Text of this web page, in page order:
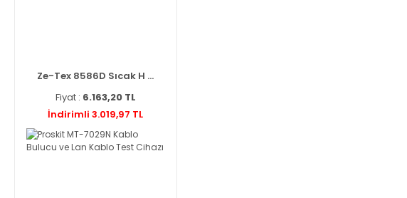
Ze-Tex 8586D Sıcak H ...
Fiyat : 6.163,20 TL
İndirimli 3.019,97 TL